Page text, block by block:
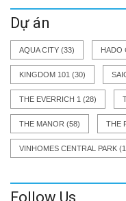
Dự án
AQUA CITY (33) HADO
KINGDOM 101 (30)
THE EVERRICH 1 (28)
THE MANOR (58) THE
VINHOMES CENTRAL PARK
Follow Us